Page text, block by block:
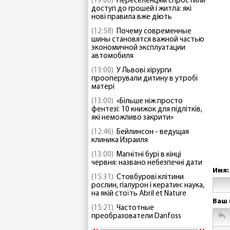
доступ до грошей і житла: які
нові правила вже діють
(12:58) Почему современные
шины становятся важной частью
экономичной эксплуатации
автомобиля
(13:00) У Львові хірурги
прооперували дитину в утробі
матері
(13:00) «Більше ніж просто
фентезі: 10 книжок для підлітків,
які неможливо закрити»
(12:46) Бейлинсон - ведущая
клиника Израиля
(13:00) Магнітні бурі в кінці
червня: названо небезпечні дати
(15:31) Стовбурові клітини
рослин, гіалурон і кератин: наука,
на якій стоїть Abril et Nature
(15:21) Частотные
преобразователи Danfoss
Имя:
Ваш